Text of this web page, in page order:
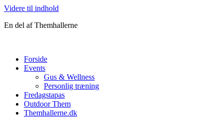
Videre til indhold
En del af Themhallerne
Forside
Events
Gus & Wellness
Personlig træning
Fredagstapas
Outdoor Them
Themhallerne.dk